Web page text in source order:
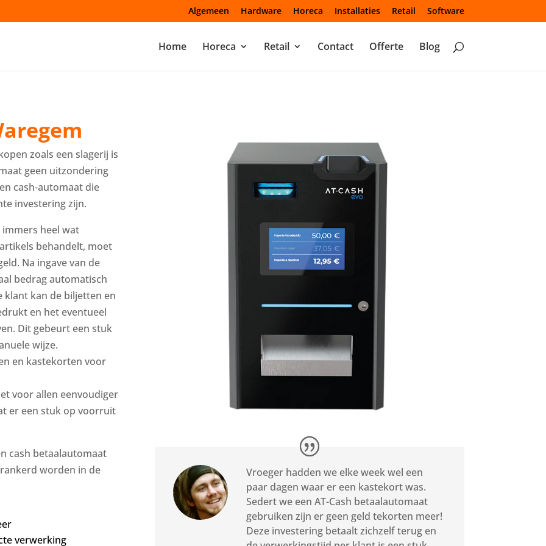
Algemeen Hardware Horeca Installaties Retail Software
Home Horeca Retail Contact Offerte Blog
zoals een slagerij is
geen uitzondering
cash-automaat die
investering zijn.
heel wat
behandelt, moet
Na ingave van de
bedrag automatisch
klant kan de biljetten en
en het eventueel
Dit gebeurt een stuk
wijze.
en kastekorten voor
voor allen eenvoudiger
er een stuk op voorruit
cash betaalautomaat
worden in de
verwerking
Vroeger hadden we elke week wel een
paar dagen waar er een kastekort was.
Sedert we een AT-Cash betaalautomaat
gebruiken zijn er geen geld tekorten meer!
Deze investering betaalt zichzelf terug en